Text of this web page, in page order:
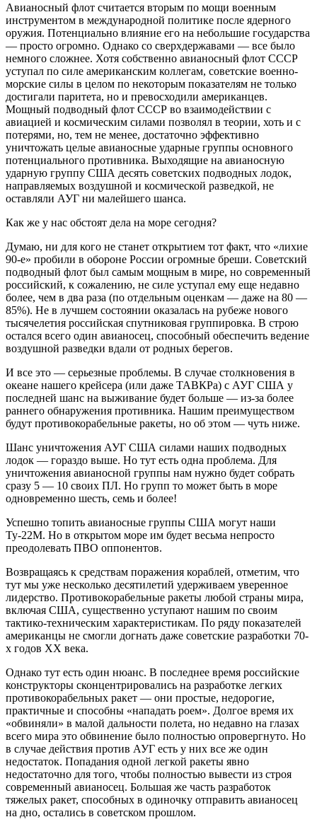
Авианосный флот считается вторым по мощи военным
инструментом в международной политике после ядерного
оружия. Потенциально влияние его на небольшие государства
— просто огромно. Однако со сверхдержавами — все было
немного сложнее. Хотя собственно авианосный флот СССР
уступал по силе американским коллегам, советские военно-
морские силы в целом по некоторым показателям не только
достигали паритета, но и превосходили американцев.
Мощный подводный флот СССР во взаимодействии с
авиацией и космическим силами позволял в теории, хоть и с
потерями, но, тем не менее, достаточно эффективно
уничтожать целые авианосные ударные группы основного
потенциального противника. Выходящие на авианосную
ударную группу США десять советских подводных лодок,
направляемых воздушной и космической разведкой, не
оставляли АУГ ни малейшего шанса.
Как же у нас обстоят дела на море сегодня?
Думаю, ни для кого не станет открытием тот факт, что «лихие
90-е» пробили в обороне России огромные бреши. Советский
подводный флот был самым мощным в мире, но современный
российский, к сожалению, не силе уступал ему еще недавно
более, чем в два раза (по отдельным оценкам — даже на 80 —
85%). Не в лучшем состоянии оказалась на рубеже нового
тысячелетия российская спутниковая группировка. В строю
остался всего один авианосец, способный обеспечить ведение
воздушной разведки вдали от родных берегов.
И все это — серьезные проблемы. В случае столкновения в
океане нашего крейсера (или даже ТАВКРа) с АУГ США у
последней шанс на выживание будет больше — из-за более
раннего обнаружения противника. Нашим преимуществом
будут противокорабельные ракеты, но об этом — чуть ниже.
Шанс уничтожения АУГ США силами наших подводных
лодок — гораздо выше. Но тут есть одна проблема. Для
уничтожения авианосной группы нам нужно будет собрать
сразу 5 — 10 своих ПЛ. Но групп то может быть в море
одновременно шесть, семь и более!
Успешно топить авианосные группы США могут наши
Ту-22М. Но в открытом море им будет весьма непросто
преодолевать ПВО оппонентов.
Возвращаясь к средствам поражения кораблей, отметим, что
тут мы уже несколько десятилетий удерживаем уверенное
лидерство. Противокорабельные ракеты любой страны мира,
включая США, существенно уступают нашим по своим
тактико-техническим характеристикам. По ряду показателей
американцы не смогли догнать даже советские разработки 70-
х годов ХХ века.
Однако тут есть один нюанс. В последнее время российские
конструкторы сконцентрировались на разработке легких
противокорабельных ракет — они простые, недорогие,
практичные и способны «нападать роем». Долгое время их
«обвиняли» в малой дальности полета, но недавно на глазах
всего мира это обвинение было полностью опровергнуто. Но
в случае действия против АУГ есть у них все же один
недостаток. Попадания одной легкой ракеты явно
недостаточно для того, чтобы полностью вывести из строя
современный авианосец. Большая же часть разработок
тяжелых ракет, способных в одиночку отправить авианосец
на дно, остались в советском прошлом.